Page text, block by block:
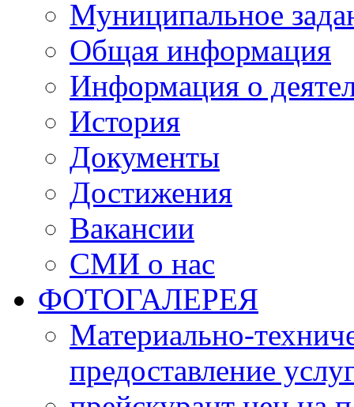
Муниципальное
Общая информация
Информация о
История
Документы
Достижения
Вакансии
СМИ о нас
ФОТОГАЛЕРЕЯ
Материально-
предоставление